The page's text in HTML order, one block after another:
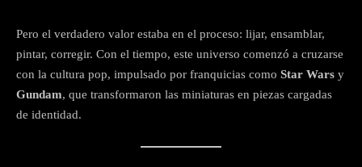
Pero el verdadero valor estaba en el proceso: lijar, ensamblar,
pintar, corregir. Con el tiempo, este universo comenzó a cruzarse
con la cultura pop, impulsado por franquicias como Star Wars y
Gundam, que transformaron las miniaturas en piezas cargadas
de identidad.